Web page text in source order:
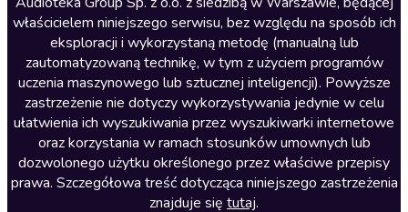
Nauka języków
Nauki humanistyczne
Podcasty i audycje
Polityka
Prasa
Religia
Romans
właścicielem niniejszego serwisu, bez względu na sposób ich
eksploracji i wykorzystaną metodę (manualną lub
zautomatyzowaną technikę, w tym z użyciem programów
uczenia maszynowego lub sztucznej inteligencji). Powyższe
zastrzeżenie nie dotyczy wykorzystywania jedynie w celu
ułatwienia ich wyszukiwania przez wyszukiwarki internetowe
oraz korzystania w ramach stosunków umownych lub
dozwolonego użytku określonego przez właściwe przepisy
prawa. Szczegółowa treść dotycząca niniejszego zastrzeżenia
znajduje się tutaj.